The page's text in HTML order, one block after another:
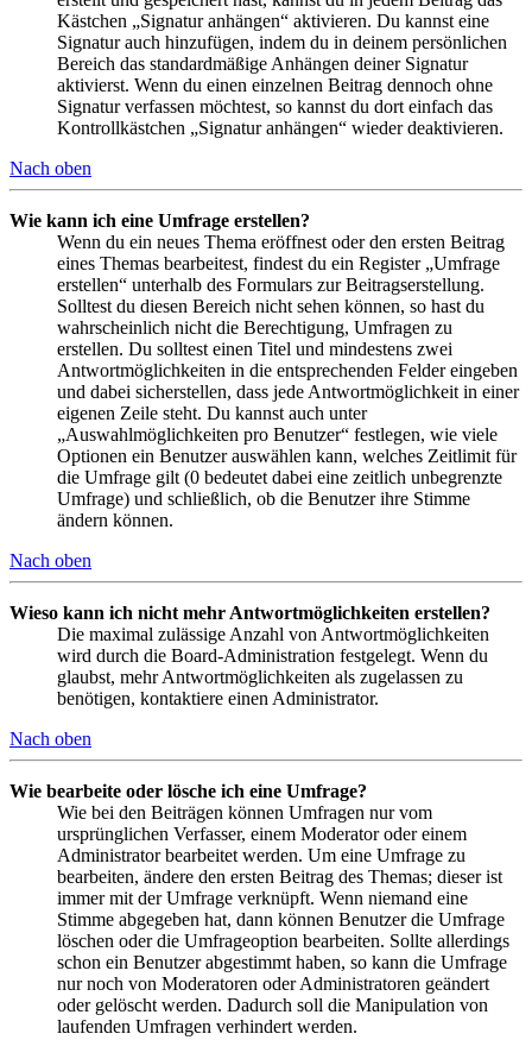
Kästchen „Signatur anhängen“ aktivieren. Du kannst eine
Signatur auch hinzufügen, indem du in deinem persönlichen
Bereich das standardmäßige Anhängen deiner Signatur
aktivierst. Wenn du einen einzelnen Beitrag dennoch ohne
Signatur verfassen möchtest, so kannst du dort einfach das
Kontrollkästchen „Signatur anhängen“ wieder deaktivieren.
Nach oben
Wie kann ich eine Umfrage erstellen?
Wenn du ein neues Thema eröffnest oder den ersten Beitrag
eines Themas bearbeitest, findest du ein Register „Umfrage
erstellen“ unterhalb des Formulars zur Beitragserstellung.
Solltest du diesen Bereich nicht sehen können, so hast du
wahrscheinlich nicht die Berechtigung, Umfragen zu
erstellen. Du solltest einen Titel und mindestens zwei
Antwortmöglichkeiten in die entsprechenden Felder eingeben
und dabei sicherstellen, dass jede Antwortmöglichkeit in einer
eigenen Zeile steht. Du kannst auch unter
„Auswahlmöglichkeiten pro Benutzer“ festlegen, wie viele
Optionen ein Benutzer auswählen kann, welches Zeitlimit für
die Umfrage gilt (0 bedeutet dabei eine zeitlich unbegrenzte
Umfrage) und schließlich, ob die Benutzer ihre Stimme
ändern können.
Nach oben
Wieso kann ich nicht mehr Antwortmöglichkeiten erstellen?
Die maximal zulässige Anzahl von Antwortmöglichkeiten
wird durch die Board-Administration festgelegt. Wenn du
glaubst, mehr Antwortmöglichkeiten als zugelassen zu
benötigen, kontaktiere einen Administrator.
Nach oben
Wie bearbeite oder lösche ich eine Umfrage?
Wie bei den Beiträgen können Umfragen nur vom
ursprünglichen Verfasser, einem Moderator oder einem
Administrator bearbeitet werden. Um eine Umfrage zu
bearbeiten, ändere den ersten Beitrag des Themas; dieser ist
immer mit der Umfrage verknüpft. Wenn niemand eine
Stimme abgegeben hat, dann können Benutzer die Umfrage
löschen oder die Umfrageoption bearbeiten. Sollte allerdings
schon ein Benutzer abgestimmt haben, so kann die Umfrage
nur noch von Moderatoren oder Administratoren geändert
oder gelöscht werden. Dadurch soll die Manipulation von
laufenden Umfragen verhindert werden.